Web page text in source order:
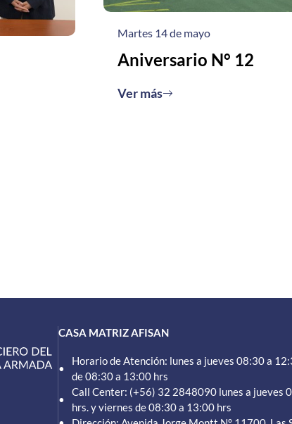
Martes 14 de mayo
Aniversario N° 12
Ver más
CASA MATRIZ AFISAN
Horario de Atención: lunes a jueves 08:30 a
de 08:30 a 13:00 hrs
Call Center: (+56) 32 2848090 lunes a jueves
hrs. y viernes de 08:30 a 13:00 hrs